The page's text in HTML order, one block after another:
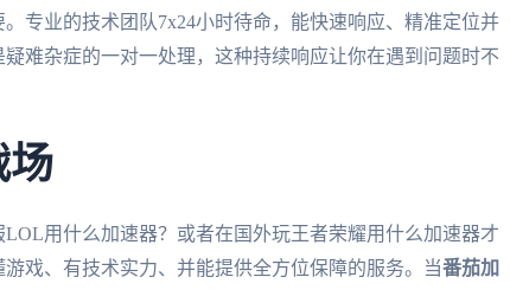
专业的技术团队7x24小时待命，能快速响应、精准定位并
难杂症的一对一处理，这种持续响应让你在遇到问题时不
场
用什么加速器？或者在国外玩王者荣耀用什么加速器才
戏、有技术实力、并能提供全方位保障的服务。当番茄加